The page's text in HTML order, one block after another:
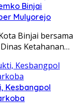
Binjai
Mulyorejo
Binjai bersama
Ketahanan…
Kesbangpol